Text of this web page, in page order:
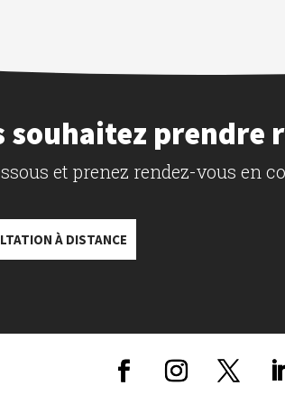
souhaitez prendre
et prenez rendez-vous en
À DISTANCE